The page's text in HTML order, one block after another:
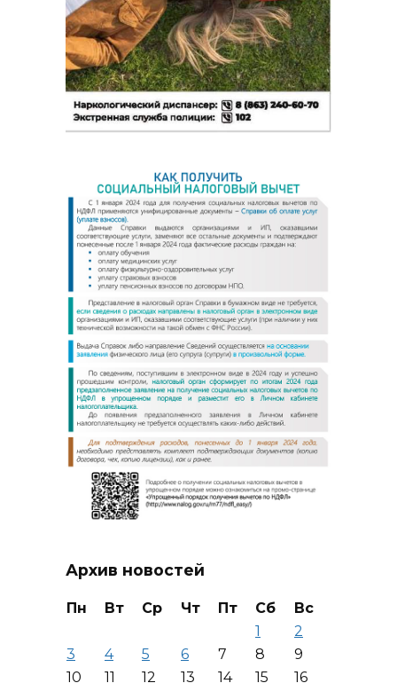
Архив новостей
Пн Вт Ср Чт Пт Сб
Вс
1
2
3
4 5 6 7 8
9
10
11 12 13 14 15
16